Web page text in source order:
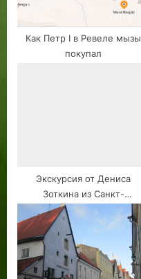
Как Петр I в Ревеле мызы
покупал
Экскурсия от Дениса
Зоткина из Санкт-
Петербурга, по Старому
Таллину.